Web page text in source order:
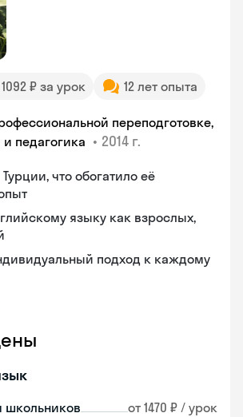
₽ за урок 12 лет опыта
переподготовке,
педагогика • 2014 г.
что обогатило её
языку как взрослых,
подход к каждому
школьников от 1470 ₽ / урок